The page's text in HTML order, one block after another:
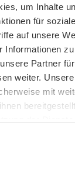
um Inhalte
für
auf unsere
Informationen
Partner
weiter.
mit
In
lässt
geeignete